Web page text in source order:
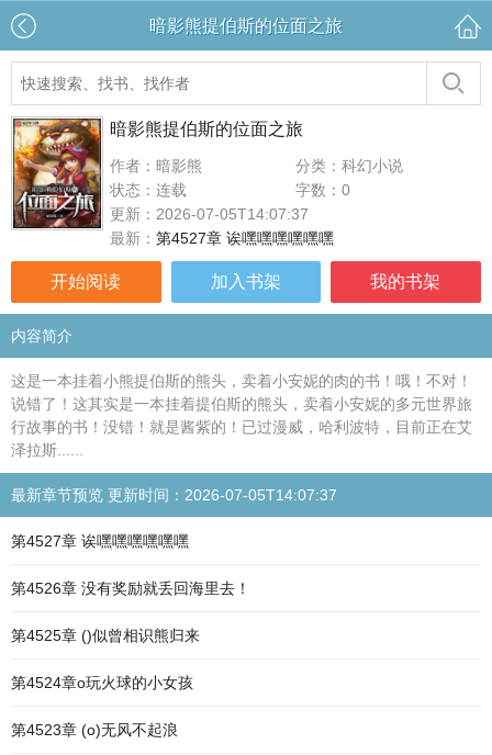
暗影熊提伯斯的位面之旅
暗影熊提伯斯的位面之旅
作者：暗影熊
分类：科幻小说
状态：连载
字数：0
更新：2026-07-05T14:07:37
最新： 第4527章 诶嘿嘿嘿嘿嘿嘿
开始阅读 加入书架 我的书架
内容简介
这是一本挂着小熊提伯斯的熊头，卖着小安妮的肉的书！哦！不对！
说错了！这其实是一本挂着提伯斯的熊头，卖着小安妮的多元世界旅
行故事的书！没错！就是酱紫的！已过漫威，哈利波特，目前正在艾
泽拉斯......
最新章节预览 更新时间：2026-07-05T14:07:37
第4527章 诶嘿嘿嘿嘿嘿嘿
第4526章 没有奖励就丢回海里去！
第4525章 ()似曾相识熊归来
第4524章o玩火球的小女孩
第4523章 (o)无风不起浪